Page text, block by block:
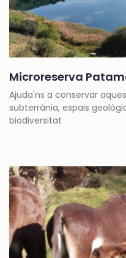
Microreserva
Ajuda'ns a conservar
subterrània, espais
biodiversitat